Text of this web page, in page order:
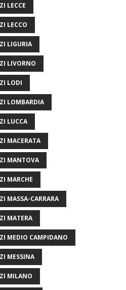
LECCE
LECCO
LIGURIA
LIVORNO
LODI
LOMBARDIA
LUCCA
MACERATA
MANTOVA
MARCHE
MASSA-CARRARA
MATERA
MEDIO CAMPIDANO
MESSINA
MILANO